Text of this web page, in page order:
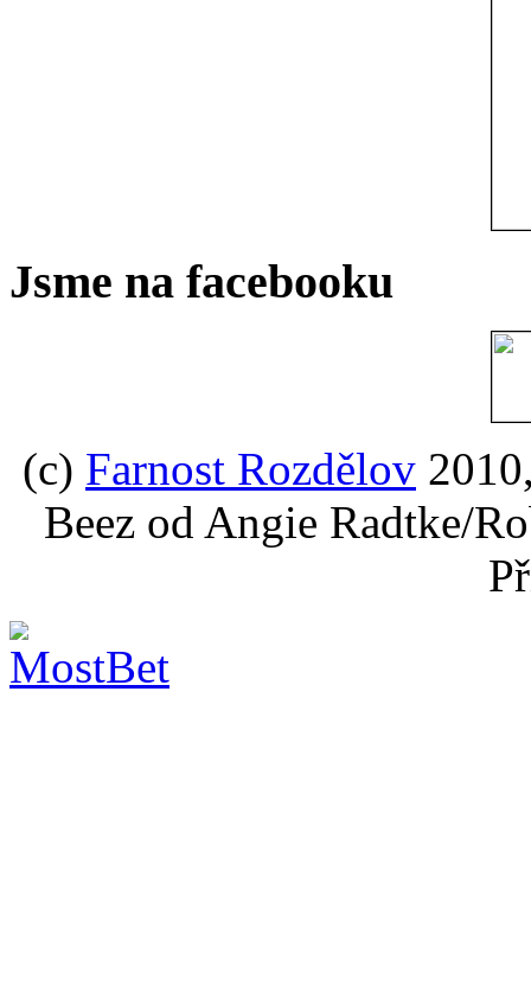
Jsme na facebooku
(c) Farnost Rozdělov
Beez od Angie Radtke/